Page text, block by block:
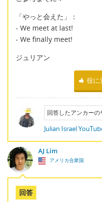
「やっと会えた」：
- We meet at last!
- We finally meet!
ジュリアン
役に
回答したアンカーの
Julian Israel
AJ Lim
アメリカ合衆国
回答